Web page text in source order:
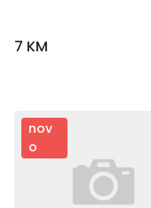
7 KM
nov
o